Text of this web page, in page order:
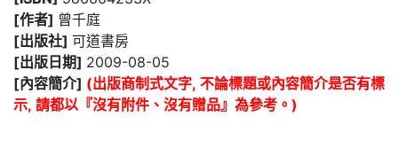
[作者] 曾千庭
[出版社] 可道書房
[出版日期] 2009-08-05
[內容簡介] (出版商制式文字, 不論標題或內容簡介是否有標
示, 請都以『沒有附件、沒有贈品』為參考。)